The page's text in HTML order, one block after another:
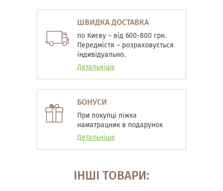
ШВИДКА ДОСТАВКА
по Києву – від 600-800 грн.
Передмістя – розраховується
індивідуально.
Детальніше
БОНУСИ
При покупці ліжка
наматрацник в подарунок
Детальніше
ІНШІ ТОВАРИ: